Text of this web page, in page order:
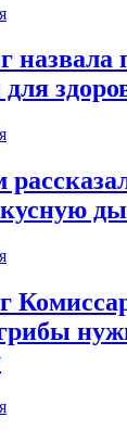
назвала
для